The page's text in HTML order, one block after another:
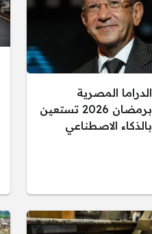
الدراما المصرية
برمضان 2026 تستعين
بالذكاء الاصطناعي